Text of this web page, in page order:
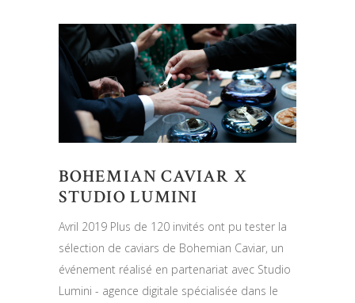
BOHEMIAN CAVIAR X
STUDIO LUMINI
Avril 2019 Plus de 120 invités ont pu tester la
sélection de caviars de Bohemian Caviar, un
événement réalisé en partenariat avec Studio
Lumini - agence digitale spécialisée dans le